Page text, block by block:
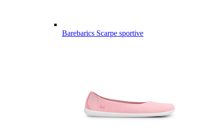
Barebarics Scarpe sportive